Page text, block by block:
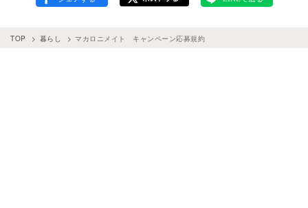
TOP 暮らし マカロニメイト キャンペーン応募規約